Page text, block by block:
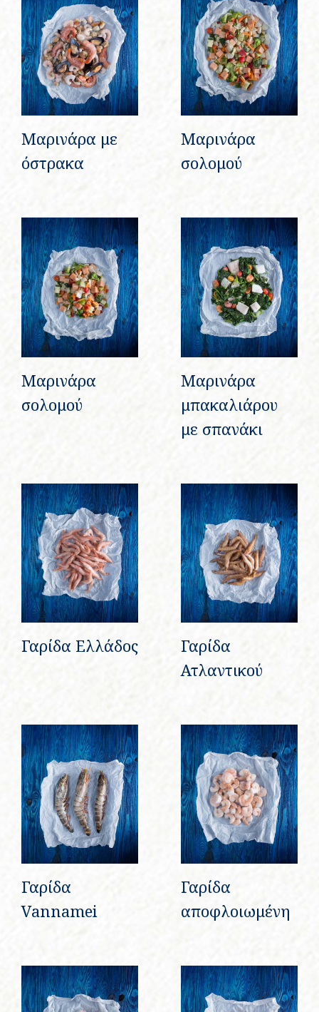
Μαρινάρα με
όστρακα
Μαρινάρα
σολομού
Μαρινάρα
σολομού
Μαρινάρα
μπακαλιάρου
με σπανάκι
Γαρίδα Ελλάδος
Γαρίδα
Ατλαντικού
Γαρίδα
Vannamei
Γαρίδα
αποφλοιωμένη